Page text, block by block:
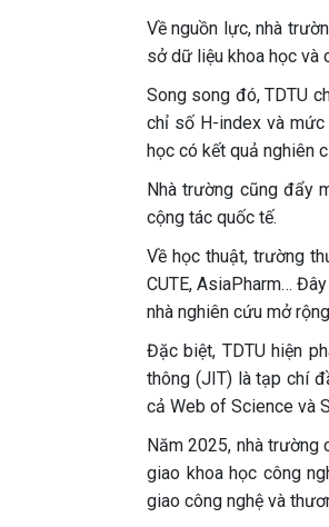
Về nguồn lực, nhà
sở dữ liệu khoa học và
Song song đó, TDTU
chỉ số H-index và mức
học có kết quả nghiên
Nhà trường cũng đẩy
cộng tác quốc tế.
Về học thuật, trường
CUTE, AsiaPharm…
nhà nghiên cứu mở
Đặc biệt, TDTU hiện
thông (JIT) là tạp chí
cả Web of Science và
Năm 2025, nhà trường
giao khoa học công
giao công nghệ và